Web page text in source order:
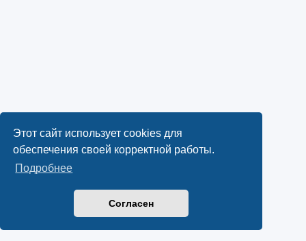
Этот сайт использует cookies для
обеспечения своей корректной работы.
Подробнее
Согласен